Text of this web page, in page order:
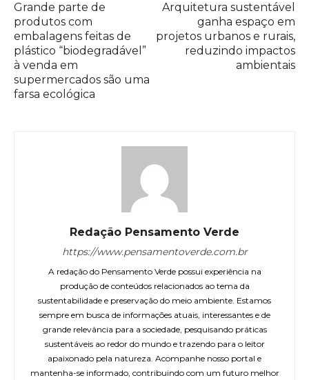
Grande parte de
produtos com
embalagens feitas de
plástico “biodegradável”
à venda em
supermercados são uma
farsa ecológica
Arquitetura sustentável
ganha espaço em
projetos urbanos e rurais,
reduzindo impactos
ambientais
Redação Pensamento Verde
https://www.pensamentoverde.com.br
A redação do Pensamento Verde possui experiência na
produção de conteúdos relacionados ao tema da
sustentabilidade e preservação do meio ambiente. Estamos
sempre em busca de informações atuais, interessantes e de
grande relevância para a sociedade, pesquisando práticas
sustentáveis ao redor do mundo e trazendo para o leitor
apaixonado pela natureza. Acompanhe nosso portal e
mantenha-se informado, contribuindo com um futuro melhor